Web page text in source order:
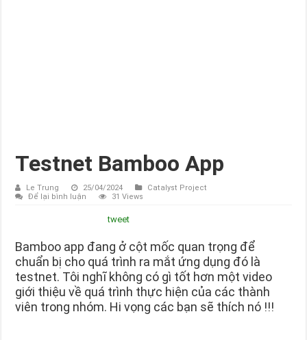
Testnet Bamboo App
Le Trung 25/04/2024
Catalyst Project
Để lại bình luận
31 Views
tweet
Bamboo app đang ở cột mốc quan trọng để
chuẩn bị cho quá trình ra mắt ứng dụng đó là
testnet. Tôi nghĩ không có gì tốt hơn một video
giới thiệu về quá trình thực hiện của các thành
viên trong nhóm. Hi vọng các bạn sẽ thích nó !!!